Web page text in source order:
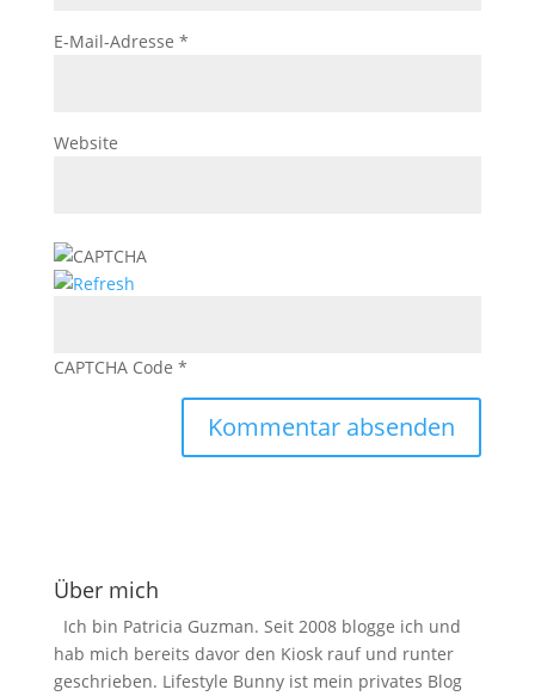
E-Mail-Adresse *
Website
CAPTCHA Code *
Über mich
Ich bin Patricia Guzman. Seit 2008 blogge ich und
hab mich bereits davor den Kiosk rauf und runter
geschrieben. Lifestyle Bunny ist mein privates Blog